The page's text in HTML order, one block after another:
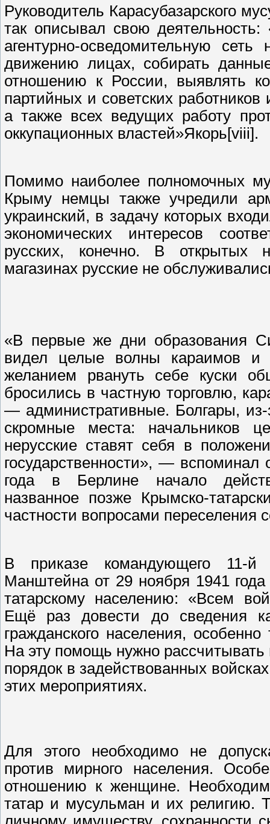
Руководитель Карасубазарского
так описывал свою
агентурно-осведомительную
движению лицах, собирать
отношению к России, выявлять
партийных и советских
а также всех ведущих работу
оккупационных властей»Якорь[viii].
Помимо наиболее полномочных
Крыму немцы также учредили
украинский, в задачу которых
экономических интересов
русских, конечно. В открытых
магазинах русские не
«В первые же дни образования
видел целые волны караимов и
желанием рвануть себе куски
бросились в частную торговлю,
— административные. Болгары,
скромные места: начальников
нерусские ставят себя в
государственности», —
года в Берлине начало
названное позже Крымско-
частности вопросами
В приказе командующего 11-й
Манштейна от 29 ноября 1941
татарскому населению: «Всем
Ещё раз довести до сведения
гражданского населения,
На эту помощь нужно
порядок в задействованных
этих мероприятиях.
Для этого необходимо не
против мирного населения.
отношению к женщине.
татар и мусульман и их религию.